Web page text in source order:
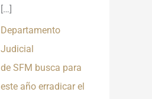
[…]
Departamento
Judicial
de SFM busca para
este año erradicar el